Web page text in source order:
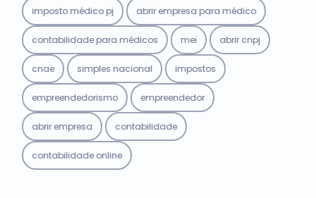
imposto médico pj abrir empresa para médico
contabilidade para médicos mei abrir cnpj
cnae simples nacional impostos
empreendedorismo empreendedor
abrir empresa contabilidade
contabilidade online